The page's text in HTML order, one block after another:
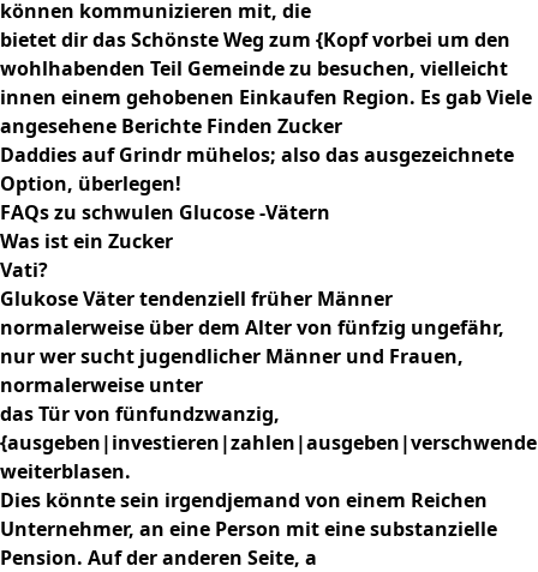
können kommunizieren mit, die
bietet dir das Schönste Weg zum {Kopf vorbei um den
wohlhabenden Teil Gemeinde zu besuchen, vielleicht
innen einem gehobenen Einkaufen Region. Es gab Viele
angesehene Berichte Finden Zucker
Daddies auf Grindr mühelos; also das ausgezeichnete
Option, überlegen!
FAQszu schwulen Glucose -Vätern
Was ist ein Zucker
Vati?
Glukose Väter tendenziell früher Männer
normalerweise über dem Alter von fünfzig ungefähr,
nur wer sucht jugendlicher Männer und Frauen,
normalerweise unter
das Tür von fünfundzwanzig,
weiterblasen.
Dies könnte sein irgendjemand von einem Reichen
Unternehmer, an eine Person mit eine substanzielle
Pension. Auf der anderen Seite, a